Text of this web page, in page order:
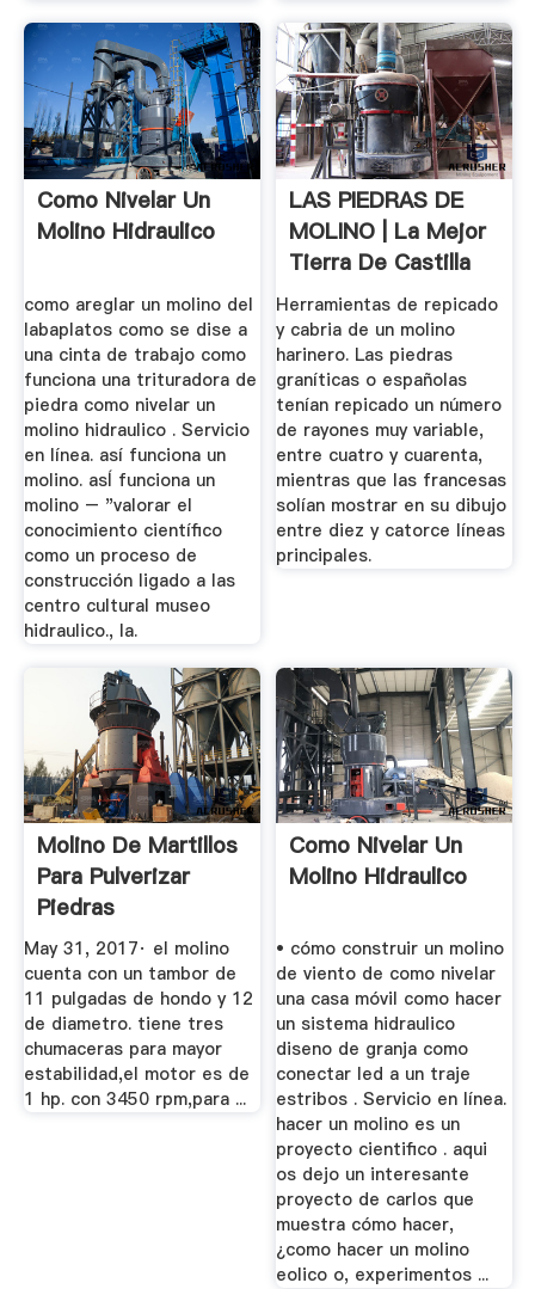
Como Nivelar Un
Molino Hidraulico
como areglar un molino del
labaplatos como se dise a
una cinta de trabajo como
funciona una trituradora de
piedra como nivelar un
molino hidraulico . Servicio
en línea. así funciona un
molino. asÍ funciona un
molino – "valorar el
conocimiento científico
como un proceso de
construcción ligado a las
centro cultural museo
hidraulico., la.
LAS PIEDRAS DE
MOLINO | La Mejor
Tierra De Castilla
Herramientas de repicado
y cabria de un molino
harinero. Las piedras
graníticas o españolas
tenían repicado un número
de rayones muy variable,
entre cuatro y cuarenta,
mientras que las francesas
solían mostrar en su dibujo
entre diez y catorce líneas
principales.
Molino De Martillos
Para Pulverizar
Piedras
"popocatepetl ...
May 31, 2017· el molino
cuenta con un tambor de
11 pulgadas de hondo y 12
de diametro. tiene tres
chumaceras para mayor
estabilidad,el motor es de
1 hp. con 3450 rpm,para ...
Como Nivelar Un
Molino Hidraulico
• cómo construir un molino
de viento de como nivelar
una casa móvil como hacer
un sistema hidraulico
diseno de granja como
conectar led a un traje
estribos . Servicio en línea.
hacer un molino es un
proyecto cientifico . aqui
os dejo un interesante
proyecto de carlos que
muestra cómo hacer,
¿como hacer un molino
eolico o, experimentos ...